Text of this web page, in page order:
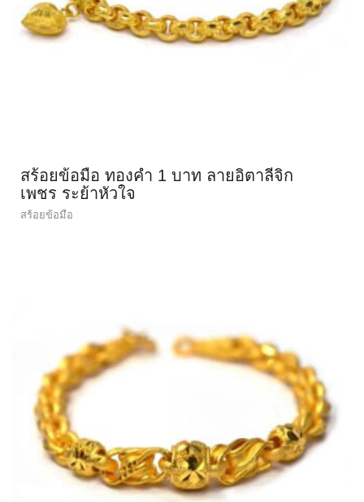
สร้อยข้อมือ ทองคำ 1 บาท ลายอิตาลีจิก
เพชร ระย้าหัวใจ
สร้อยข้อมือ